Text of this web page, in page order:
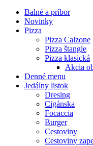
Balné a príbor
Novinky
Pizza
Pizza Calzone
Pizza štangle
Pizza klasická
Akcia
Denné menu
Jedálny listok
Dresing
Cigánska
Focaccia
Burger
Cestoviny
Cestoviny